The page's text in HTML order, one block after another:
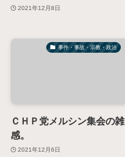
2021年12月8日
事件・事故・宗教・政治
ＣＨＰ党メルシン集会の雑
感。
2021年12月6日